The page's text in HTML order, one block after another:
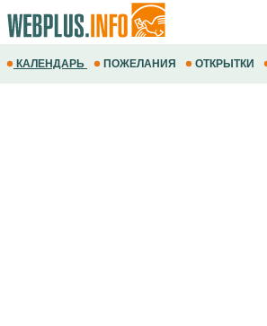
КАЛЕНДАРЬ ПОЖЕЛАНИЯ ОТКРЫТКИ